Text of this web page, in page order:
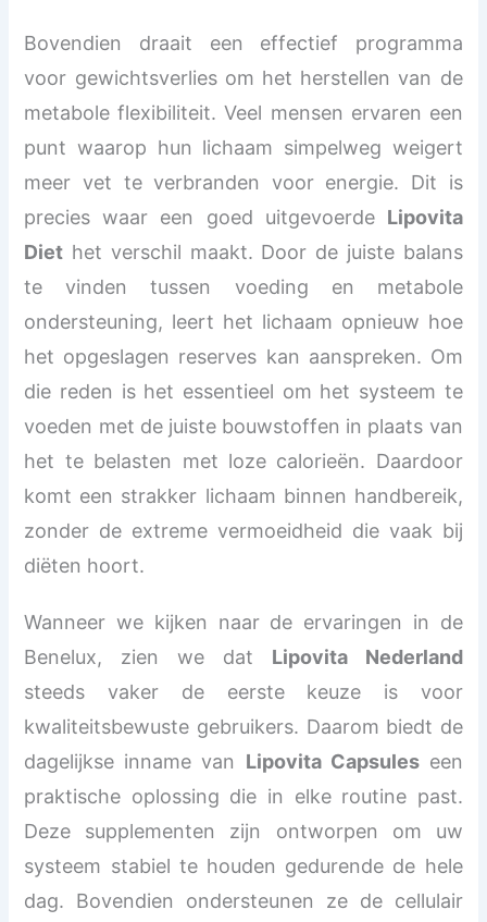
Bovendien draait een effectief programma
voor gewichtsverlies om het herstellen van de
metabole flexibiliteit. Veel mensen ervaren een
punt waarop hun lichaam simpelweg weigert
meer vet te verbranden voor energie. Dit is
precies waar een goed uitgevoerde Lipovita
Diet het verschil maakt. Door de juiste balans
te vinden tussen voeding en metabole
ondersteuning, leert het lichaam opnieuw hoe
het opgeslagen reserves kan aanspreken. Om
die reden is het essentieel om het systeem te
voeden met de juiste bouwstoffen in plaats van
het te belasten met loze calorieën. Daardoor
komt een strakker lichaam binnen handbereik,
zonder de extreme vermoeidheid die vaak bij
diëten hoort.
Wanneer we kijken naar de ervaringen in de
Benelux, zien we dat Lipovita Nederland
steeds vaker de eerste keuze is voor
kwaliteitsbewuste gebruikers. Daarom biedt de
dagelijkse inname van Lipovita Capsuleseen
praktische oplossing die in elke routine past.
Deze supplementen zijn ontworpen om uw
systeem stabiel te houden gedurende de hele
dag. Bovendien ondersteunen ze de cellulair